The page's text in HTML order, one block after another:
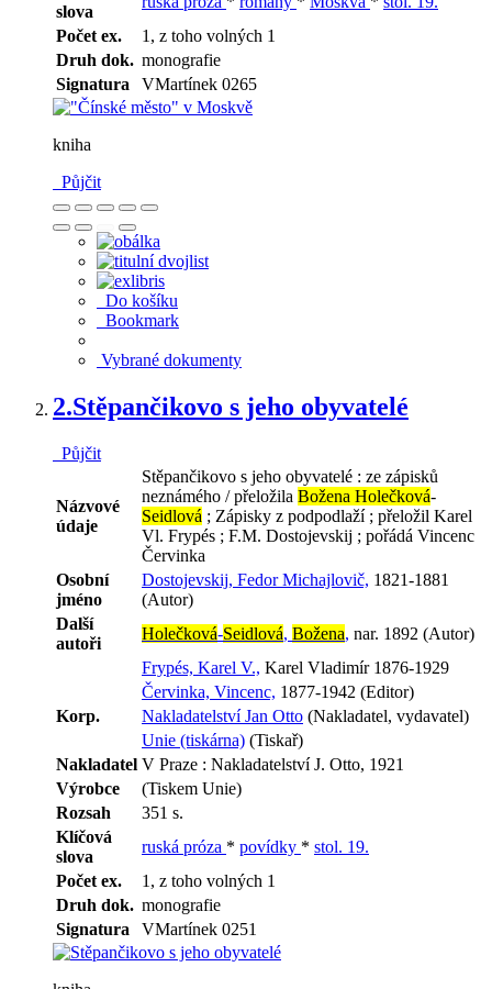
slova
Počet ex.
1, z toho volných 1
Druh dok. monografie
Signatura
VMartínek 0265
kniha
Půjčit
Do košíku
Bookmark
Vybrané dokumenty
2.Stěpančikovo s jeho obyvatelé
Půjčit
Názvové
údaje
Stěpančikovo s jeho obyvatelé : ze zápisků
neznámého / přeložila Božena Holečková-
Seidlová ; Zápisky z podpodlaží ; přeložil Karel
Vl. Frypés ; F.M. Dostojevskij ; pořádá Vincenc
Červinka
Osobní
jméno
Dostojevskij, Fedor Michajlovič, 1821-1881
(Autor)
Další
autoři
Holečková-Seidlová, Božena, nar. 1892 (Autor)
Frypés, Karel V., Karel Vladimír 1876-1929
Červinka, Vincenc, 1877-1942 (Editor)
Korp.
Nakladatelství Jan Otto (Nakladatel, vydavatel)
Unie (tiskárna) (Tiskař)
Nakladatel V Praze : Nakladatelství J. Otto, 1921
Výrobce
(Tiskem Unie)
Rozsah
351 s.
Klíčová
slova
ruská próza * povídky * stol. 19.
Počet ex.
1, z toho volných 1
Druh dok. monografie
Signatura
VMartínek 0251